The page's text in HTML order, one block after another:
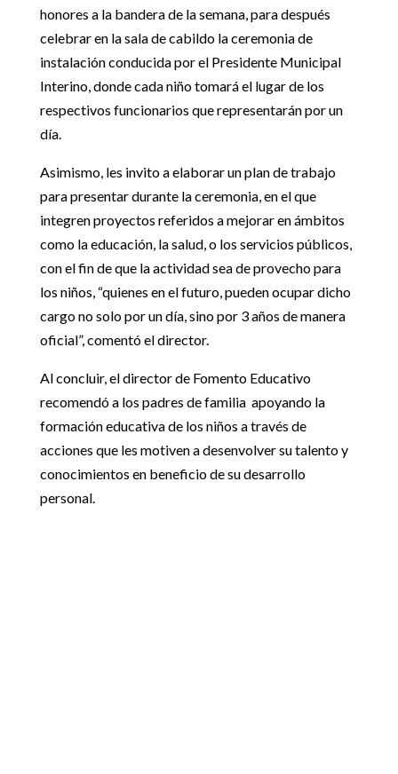
honores a la bandera de la semana, para después
celebrar en la sala de cabildo la ceremonia de
instalación conducida por el Presidente Municipal
Interino, donde cada niño tomará el lugar de los
respectivos funcionarios que representarán por un
día.
Asimismo, les invito a elaborar un plan de trabajo
para presentar durante la ceremonia, en el que
integren proyectos referidos a mejorar en ámbitos
como la educación, la salud, o los servicios públicos,
con el fin de que la actividad sea de provecho para
los niños, “quienes en el futuro, pueden ocupar dicho
cargo no solo por un día, sino por 3 años de manera
oficial”, comentó el director.
Al concluir, el director de Fomento Educativo
recomendó a los padres de familia apoyando la
formación educativa de los niños a través de
acciones que les motiven a desenvolver su talento y
conocimientos en beneficio de su desarrollo
personal.